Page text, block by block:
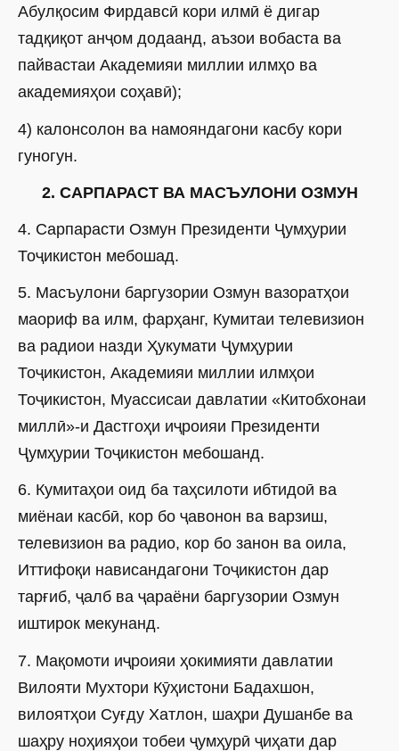
Абулқосим Фирдавсӣ кори илмӣ ё дигар
тадқиқот анҷом додаанд, аъзои вобаста ва
пайвастаи Академияи миллии илмҳо ва
академияҳои соҳавӣ);
4) калонсолон ва намояндагони касбу кори
гуногун.
2. САРПАРАСТ ВА МАСЪУЛОНИ ОЗМУН
4. Сарпарасти Озмун Президенти Ҷумҳурии
Тоҷикистон мебошад.
5. Масъулони баргузории Озмун вазоратҳои
маориф ва илм, фарҳанг, Кумитаи телевизион
ва радиои назди Ҳукумати Ҷумҳурии
Тоҷикистон, Академияи миллии илмҳои
Тоҷикистон, Муассисаи давлатии «Китобхонаи
миллӣ»-и Дастгоҳи иҷроияи Президенти
Ҷумҳурии Тоҷикистон мебошанд.
6. Кумитаҳои оид ба таҳсилоти ибтидоӣ ва
миёнаи касбӣ, кор бо ҷавонон ва варзиш,
телевизион ва радио, кор бо занон ва оила,
Иттифоқи нависандагони Тоҷикистон дар
тарғиб, ҷалб ва ҷараёни баргузории Озмун
иштирок мекунанд.
7. Мақомоти иҷроияи ҳокимияти давлатии
Вилояти Мухтори Кӯҳистони Бадахшон,
вилоятҳои Суғду Хатлон, шаҳри Душанбе ва
шаҳру ноҳияҳои тобеи ҷумҳурӣ ҷиҳати дар